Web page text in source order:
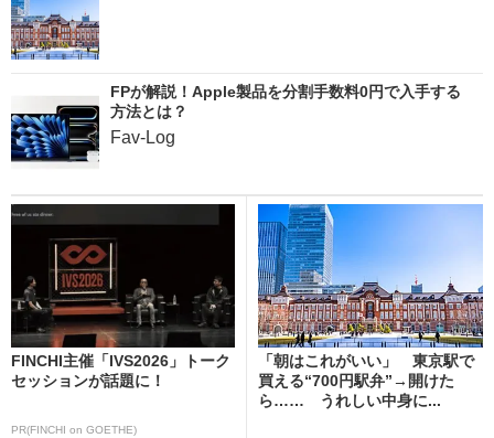
FPが解説！Apple製品を分割手数料0円で入手する
方法とは？
Fav-Log
FINCHI主催「IVS2026」トーク
セッションが話題に！
PR(FINCHI on GOETHE)
「朝はこれがいい」 東京駅で
買える“700円駅弁”→開けた
ら…… うれしい中身に...